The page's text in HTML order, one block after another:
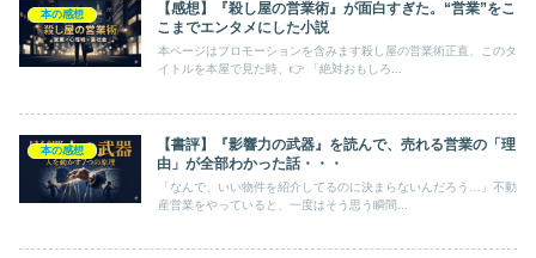
本の感想
【感想】『殺し屋の営業術』が面白すぎた。“営業”をこ
こまでエンタメにした小説
本ページはプロモーションを含みます殺し屋の営業術正直、このタ
イトルを本屋で見た時、👉 「絶対おもしろ...
本の感想
【書評】『影響力の武器』を読んで、売れる営業の「理
由」が全部わかった話・・・
「なんで、いい物件を紹介してるのに決まらないんだろう…」不動
産営業をやっていると、一度はそう思う瞬間...